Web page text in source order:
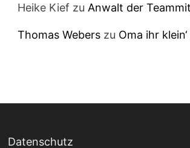
Heike Kief zu Anwalt der
Thomas Webers zu Oma ihr
Datenschutz